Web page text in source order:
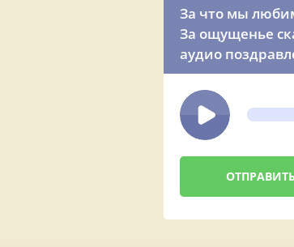
За что мы
За ощущенье
аудио
красивой